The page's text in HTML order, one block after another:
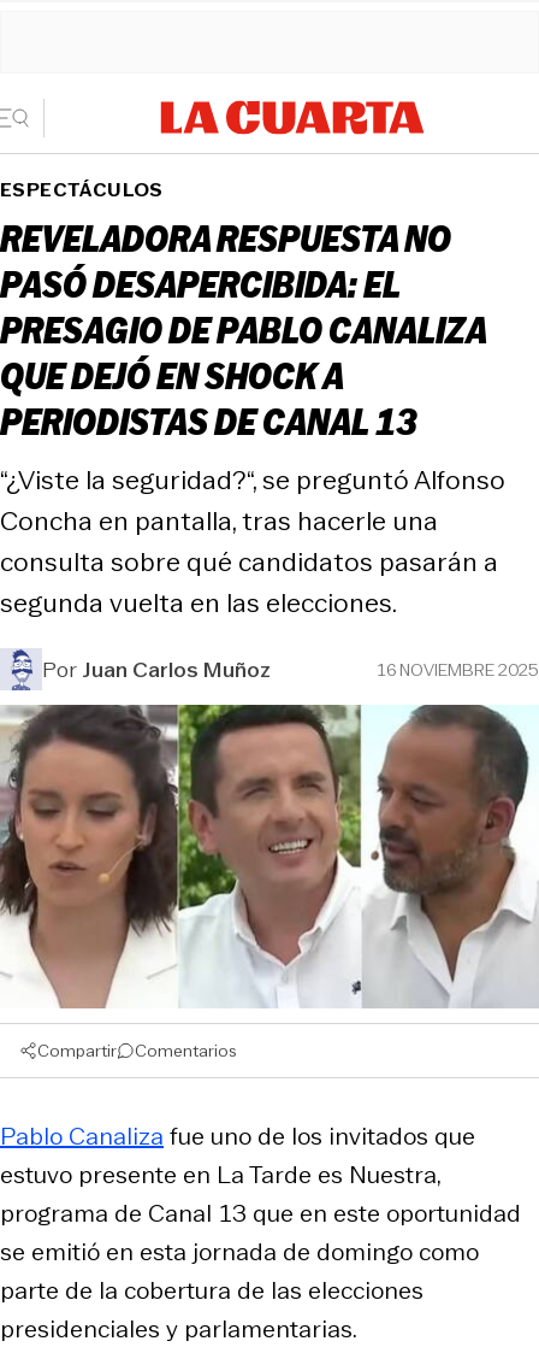
ESPECTÁCULOS
REVELADORA RESPUESTA NO
PASÓ DESAPERCIBIDA: EL
PRESAGIO DE PABLO CANALIZA
QUE DEJÓ EN SHOCK A
PERIODISTAS DE CANAL 13
“¿Viste la seguridad?“, se preguntó Alfonso
Concha en pantalla, tras hacerle una
consulta sobre qué candidatos pasarán a
segunda vuelta en las elecciones.
PorJuan Carlos Muñoz 16 NOVIEMBRE 2025
Compartir Comentarios
Pablo Canaliza fue uno de los invitados que
estuvo presente en La Tarde es Nuestra,
programa de Canal 13 que en este oportunidad
se emitió en esta jornada de domingo como
parte de la cobertura de las elecciones
presidenciales y parlamentarias.